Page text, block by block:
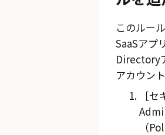
このルー
SaaSアプ
Directory
アカウン
セ
（